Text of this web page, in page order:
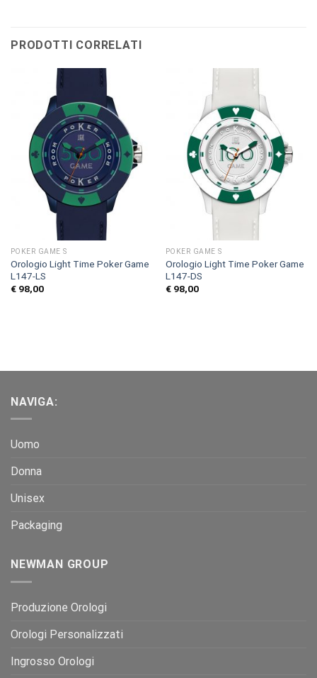
PRODOTTI CORRELATI
POKER GAME S
Orologio Light Time Poker Game
L147-LS
€98,00
POKER GAME S
Orologio Light Time Poker Game
L147-DS
€98,00
NAVIGA:
Uomo
Donna
Unisex
Packaging
NEWMAN GROUP
Produzione Orologi
Orologi Personalizzati
Ingrosso Orologi